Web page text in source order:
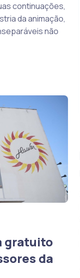
continuações,
da animação,
não
gratuito
da